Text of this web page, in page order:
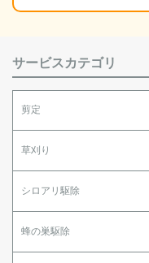
サービスカテゴリ
剪定
草刈り
シロアリ駆除
蜂の巣駆除